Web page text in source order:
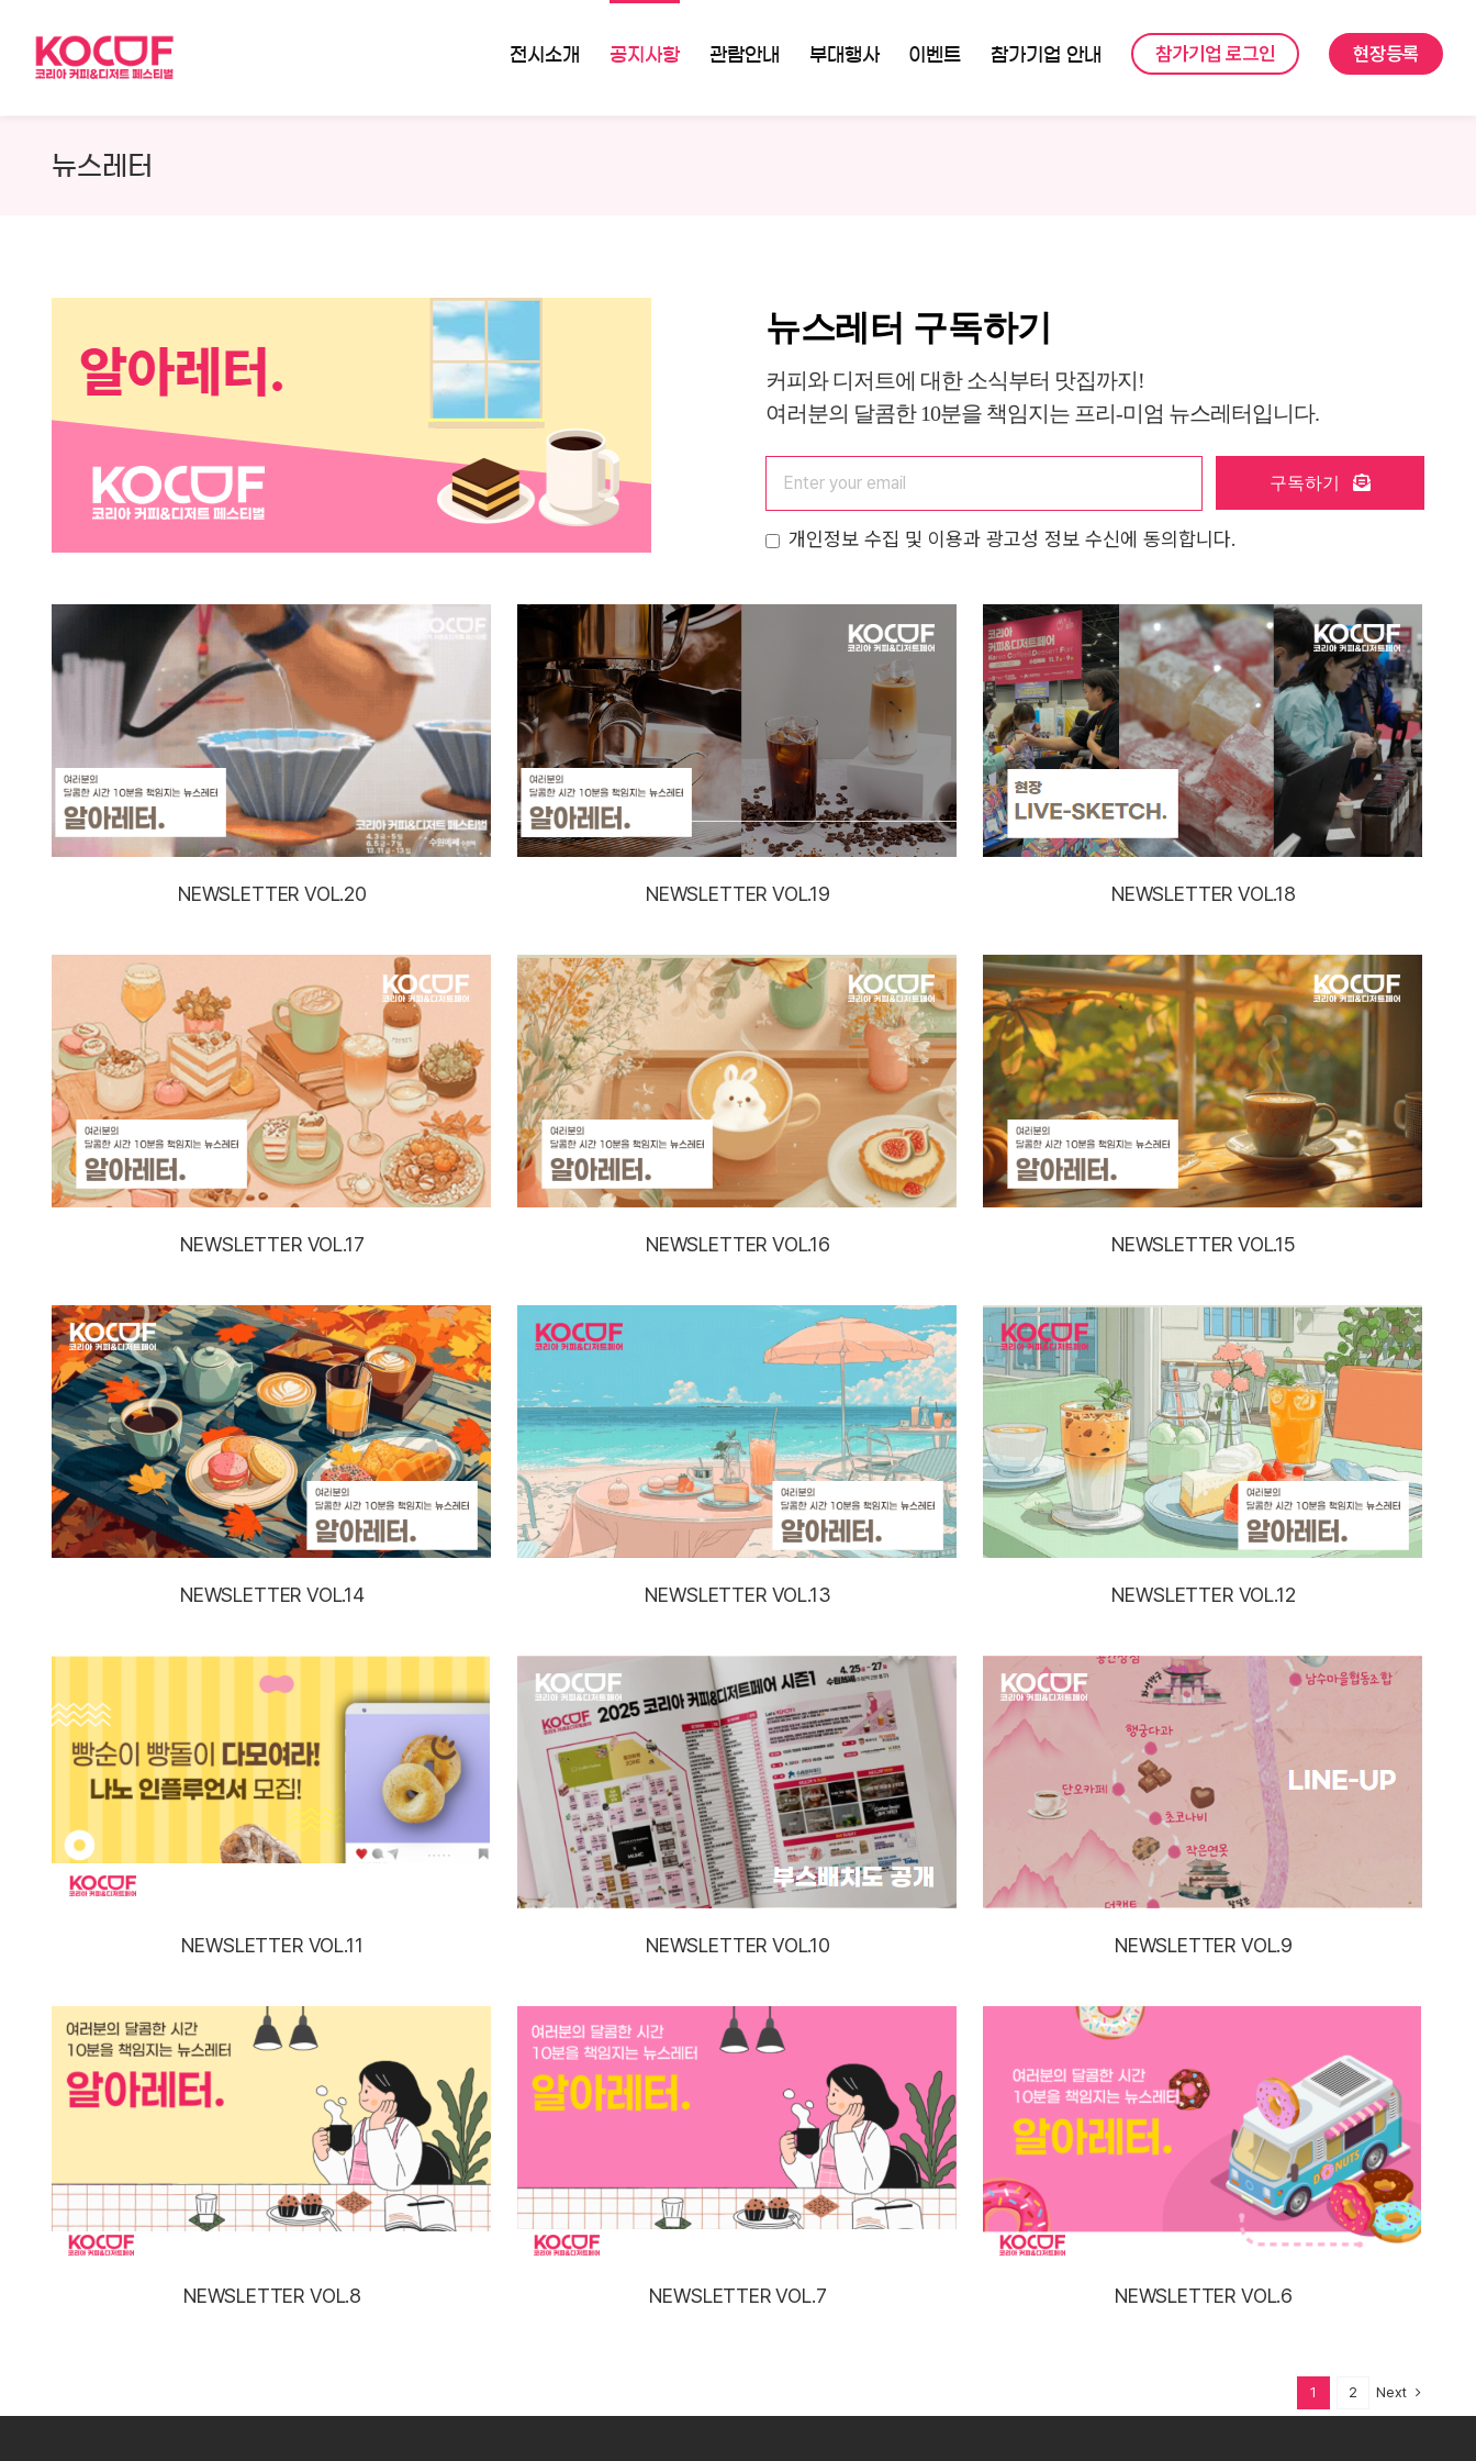
content
전시소개 공지사항 관람안내 부대행사 이벤트 참가기업 안내 참가기업 로그인 현장등록
뉴스레터
뉴스레터 구독하기
커피와 디저트에 대한 소식부터 맛집까지!
여러분의 달콤한 10분을 책임지는 프리-미엄 뉴스레터입니다.
구독하기
개인정보 수집 및 이용과 광고성 정보 수신에 동의합니다.
NEWSLETTER VOL.20 NEWSLETTER VOL.19 NEWSLETTER VOL.18
NEWSLETTER VOL.17 NEWSLETTER VOL.16 NEWSLETTER VOL.15
NEWSLETTER VOL.14 NEWSLETTER VOL.13 NEWSLETTER VOL.12
NEWSLETTER VOL.11 NEWSLETTER VOL.10 NEWSLETTER VOL.9
NEWSLETTER VOL.8 NEWSLETTER VOL.7 NEWSLETTER VOL.6
1 2 Next